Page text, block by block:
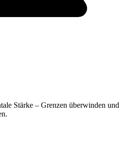
Stärke – Grenzen überwinden und